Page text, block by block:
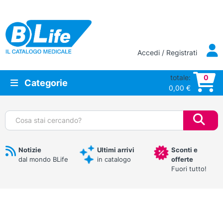
Vai al contenuto principale
Accedi / Registrati
Categorie
totale:
0,00 €
0
Cerca:
Notizie
dal mondo BLife
Ultimi arrivi
in catalogo
Sconti e
offerte
Fuori tutto!